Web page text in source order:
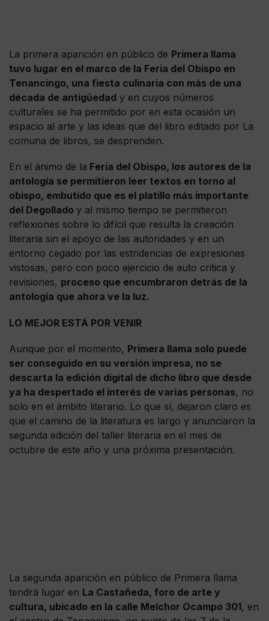
La primera aparición en público de Primera llama
tuvo lugar en el marco de la Feria del Obispo en
Tenancingo, una fiesta culinaria con más de una
década de antigüedad y en cuyos números
culturales se ha permitido por en esta ocasión un
espacio al arte y las ideas que del libro editado por La
comuna de libros, se desprenden.
En el ánimo de la Feria del Obispo, los autores de la
antología se permitieron leer textos en torno al
obispo, embutido que es el platillo más importante
del Degollado y al mismo tiempo se permitieron
reflexiones sobre lo difícil que resulta la creación
literaria sin el apoyo de las autoridades y en un
entorno cegado por las estridencias de expresiones
vistosas, pero con poco ejercicio de auto critica y
revisiones, proceso que encumbraron detrás de la
antología que ahora ve la luz.
LO MEJOR ESTÁ POR VENIR
Aunque por el momento, Primera llama solo puede
ser conseguido en su versión impresa, no se
descarta la edición digital de dicho libro que desde
ya ha despertado el interés de varias personas, no
solo en el ámbito literario. Lo que sí, dejaron claro es
que el camino de la literatura es largo y anunciaron la
segunda edición del taller literaria en el mes de
octubre de este año y una próxima presentación.
La segunda aparición en público de Primera llama
tendrá lugar en La Castañeda, foro de arte y
cultura, ubicado en la calle Melchor Ocampo 301, en